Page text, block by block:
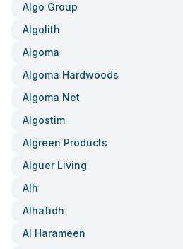
Algo Group
Algolith
Algoma
Algoma Hardwoods
Algoma Net
Algostim
Algreen Products
Alguer Living
Alh
Alhafidh
Al Harameen